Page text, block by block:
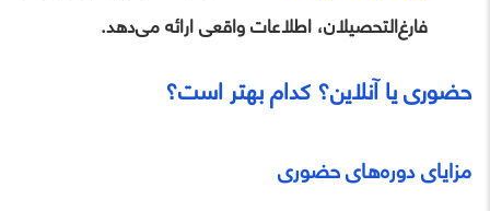
فارغ‌التحصیلان، اطلاعات واقعی ارائه می‌دهد.
حضوری یا آنلاین؟ کدام بهتر است؟
مزایای دوره‌های حضوری